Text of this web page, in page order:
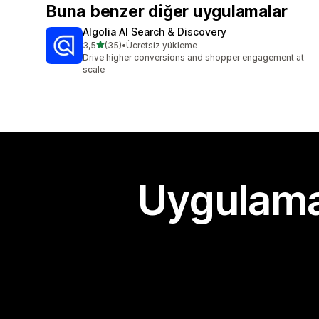
Buna benzer diğer uygulamalar
Algolia AI Search & Discovery
3,55 yıldız üzerinden
(35)
toplam 35 değerlendirme
•Ücretsiz yükleme
Drive higher conversions and shopper engagement at
scale